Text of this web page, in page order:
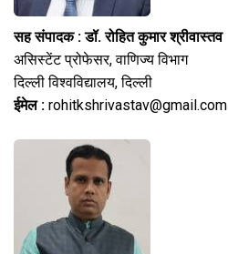
सह संपादक : डॉ. रोहित कुमार श्रीवास्तव
असिस्टेंट प्रोफेसर, वाणिज्य विभाग
दिल्ली विश्वविद्यालय, दिल्ली
ईमेल : rohitkshrivastav@gmail.com